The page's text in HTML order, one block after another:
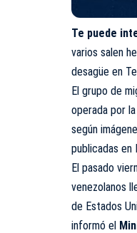
Te puede
varios salen
desagüe en
El grupo de
operada por
según
publicadas en
El pasado
venezolanos
de Estados
informó el